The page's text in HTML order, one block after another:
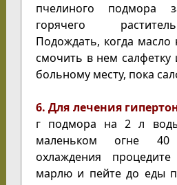
пчелиного подмора
горячего
Подождать, когда масло
смочить в нем салфетку
больному месту, пока
6. Для лечения
г подмора на 2 л
маленьком огне
охлаждения
марлю и пейте до еды